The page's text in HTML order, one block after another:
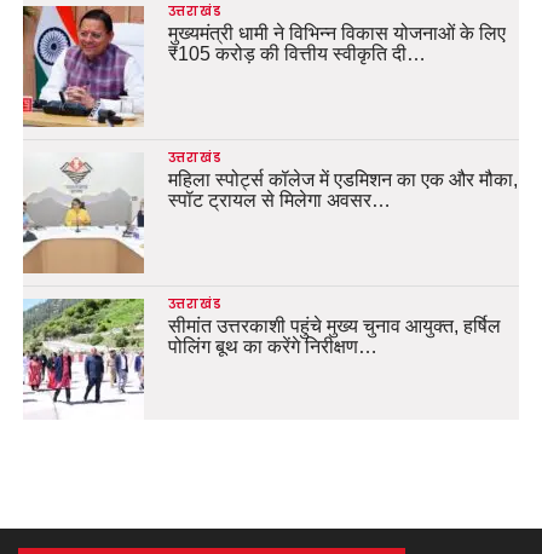
उत्तराखंड
मुख्यमंत्री धामी ने विभिन्न विकास योजनाओं के लिए
₹105 करोड़ की वित्तीय स्वीकृति दी…
उत्तराखंड
महिला स्पोर्ट्स कॉलेज में एडमिशन का एक और मौका,
स्पॉट ट्रायल से मिलेगा अवसर…
उत्तराखंड
सीमांत उत्तरकाशी पहुंचे मुख्य चुनाव आयुक्त, हर्षिल
पोलिंग बूथ का करेंगे निरीक्षण…